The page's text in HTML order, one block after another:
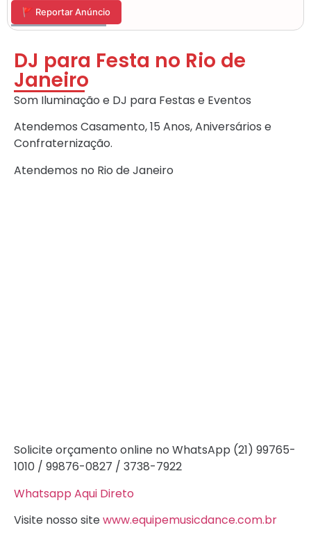
🚩 Reportar Anúncio
DJ para Festa no Rio de
Janeiro
Som Iluminação e DJ para Festas e Eventos
Atendemos Casamento, 15 Anos, Aniversários e
Confraternização.
Atendemos no Rio de Janeiro
Solicite orçamento online no WhatsApp (21) 99765-
1010 / 99876-0827 / 3738-7922
Whatsapp Aqui Direto
Visite nosso sitewww.equipemusicdance.com.br